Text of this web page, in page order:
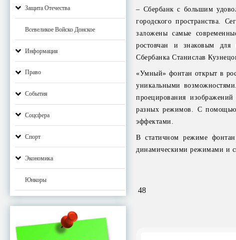
Защита Отечества
Всевеликое Войско Донское
Информация
Право
События
Соцсфера
Спорт
Экономика
Юнкоры
– Сбербанк с большим
городского пространства.
заложены самые
ростовчан и знаковым для
Сбербанка Станислав
«Умный» фонтан открыт в
уникальными
проецирования
разных режимов. С помощью
эффектами.
В статичном режиме
динамическими режимами и
48